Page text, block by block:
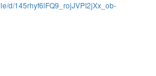
d/145rhyf6lFQ9_rojJVPI2jXx_ob-